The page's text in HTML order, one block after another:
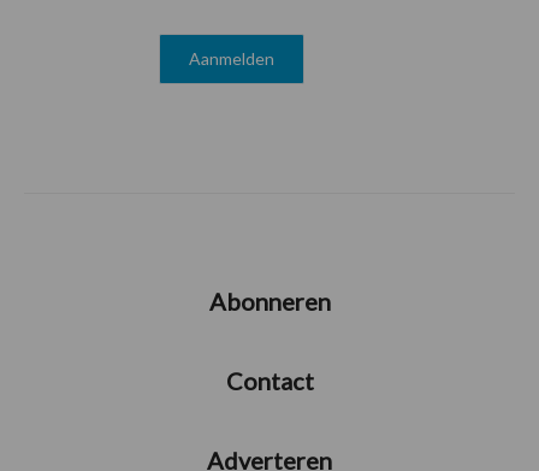
Abonneren
Contact
Adverteren